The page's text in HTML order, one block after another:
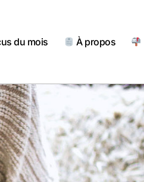
du mois À propos